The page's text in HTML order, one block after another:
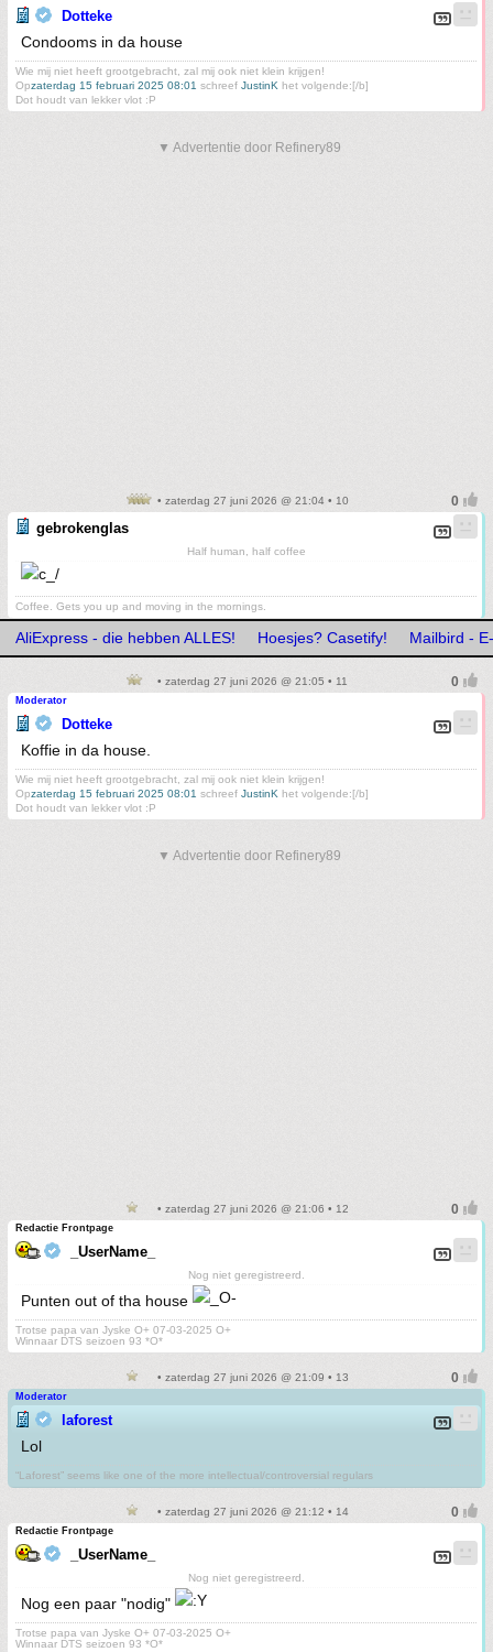
Dotteke
Condooms in da house
Wie mij niet heeft grootgebracht, zal mij ook niet klein krijgen!
Opzaterdag 15 februari 2025 08:01 schreef JustinK het volgende:[/b]
Dot houdt van lekker vlot :P
▼ Advertentie door Refinery89
• zaterdag 27 juni 2026 @ 21:04 • 10
gebrokenglas
Half human, half coffee
Coffee. Gets you up and moving in the mornings.
AliExpress - die hebben ALLES! Hoesjes? Casetify! Mailbird -
• zaterdag 27 juni 2026 @ 21:05 • 11
Moderator
Dotteke
Koffie in da house.
Wie mij niet heeft grootgebracht, zal mij ook niet klein krijgen!
Opzaterdag 15 februari 2025 08:01 schreef JustinK het volgende:[/b]
Dot houdt van lekker vlot :P
▼ Advertentie door Refinery89
• zaterdag 27 juni 2026 @ 21:06 • 12
Redactie Frontpage
_UserName_
Nog niet geregistreerd.
Punten out of tha house
Trotse papa van Jyske O+ 07-03-2025 O+
Winnaar DTS seizoen 93 *O*
• zaterdag 27 juni 2026 @ 21:09 • 13
Moderator
laforest
Lol
“Laforest” seems like one of the more intellectual/controversial regulars
• zaterdag 27 juni 2026 @ 21:12 • 14
Redactie Frontpage
_UserName_
Nog niet geregistreerd.
Nog een paar "nodig"
Trotse papa van Jyske O+ 07-03-2025 O+
Winnaar DTS seizoen 93 *O*